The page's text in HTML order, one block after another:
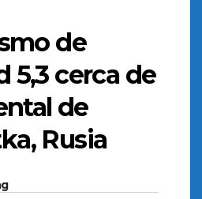
de
5,3 cerca de
de
Rusia